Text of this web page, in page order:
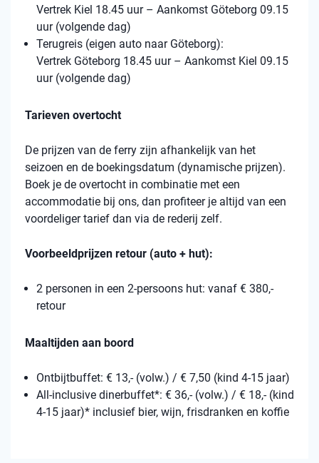
Vertrek Kiel 18.45 uur – Aankomst Göteborg 09.15
uur (volgende dag)
Terugreis (eigen auto naar Göteborg):
Vertrek Göteborg 18.45 uur – Aankomst Kiel 09.15
uur (volgende dag)
Tarieven overtocht
De prijzen van de ferry zijn afhankelijk van het
seizoen en de boekingsdatum (dynamische prijzen).
Boek je de overtocht in combinatie met een
accommodatie bij ons, dan profiteer je altijd van een
voordeliger tarief dan via de rederij zelf.
Voorbeeldprijzen retour (auto + hut):
2 personen in een 2-persoons hut: vanaf € 380,-
retour
Maaltijden aan boord
Ontbijtbuffet: € 13,- (volw.) / € 7,50 (kind 4-15 jaar)
All-inclusive dinerbuffet*: € 36,- (volw.) / € 18,- (kind
4-15 jaar)* inclusief bier, wijn, frisdranken en koffie